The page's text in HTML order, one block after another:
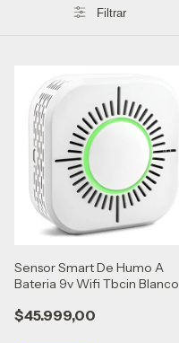
Filtrar
Sensor Smart De Humo A
Bateria 9v Wifi Tbcin Blanco
$45.999,00